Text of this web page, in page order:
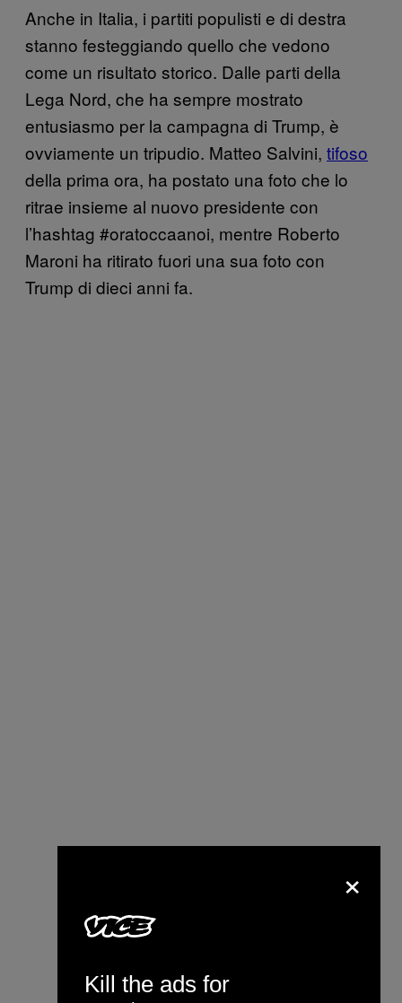
Anche in Italia, i partiti populisti e di destra
stanno festeggiando quello che vedono
come un risultato storico. Dalle parti della
Lega Nord, che ha sempre mostrato
entusiasmo per la campagna di Trump, è
ovviamente un tripudio. Matteo Salvini, tifoso
della prima ora, ha postato una foto che lo
ritrae insieme al nuovo presidente con
l’hashtag #oratoccaanoi, mentre Roberto
Maroni ha ritirato fuori una sua foto con
Trump di dieci anni fa.
Guardate chi ha incontrato a
Roberto Maroni
2016
×
Kill the ads for